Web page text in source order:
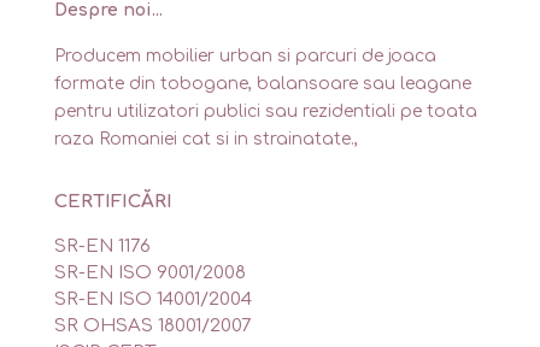
Despre noi...
Producem mobilier urban si parcuri de joaca
formate din tobogane, balansoare sau leagane
pentru utilizatori publici sau rezidentiali pe toata
raza Romaniei cat si in strainatate.,
CERTIFICĂRI
SR-EN 1176
SR-EN ISO 9001/2008
SR-EN ISO 14001/2004
SR OHSAS 18001/2007